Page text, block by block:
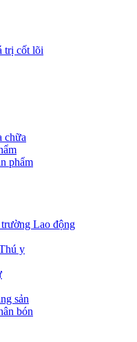
trị cốt lõi
chữa
phẩm
Lao động
y
sản
bón